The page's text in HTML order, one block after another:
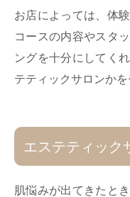
お店によっては、体
コースの内容やスタ
ングを十分にしてく
テティックサロンかを
エステティック
肌悩みが出てきたと